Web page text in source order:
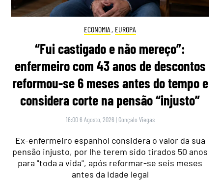
ECONOMIA , EUROPA
“Fui castigado e não mereço”:
enfermeiro com 43 anos de descontos
reformou-se 6 meses antes do tempo e
considera corte na pensão “injusto”
16:00 6 Agosto, 2026 | Gonçalo Viegas
Ex-enfermeiro espanhol considera o valor da sua
pensão injusto, por lhe terem sido tirados 50 anos
para "toda a vida", após reformar-se seis meses
antes da idade legal